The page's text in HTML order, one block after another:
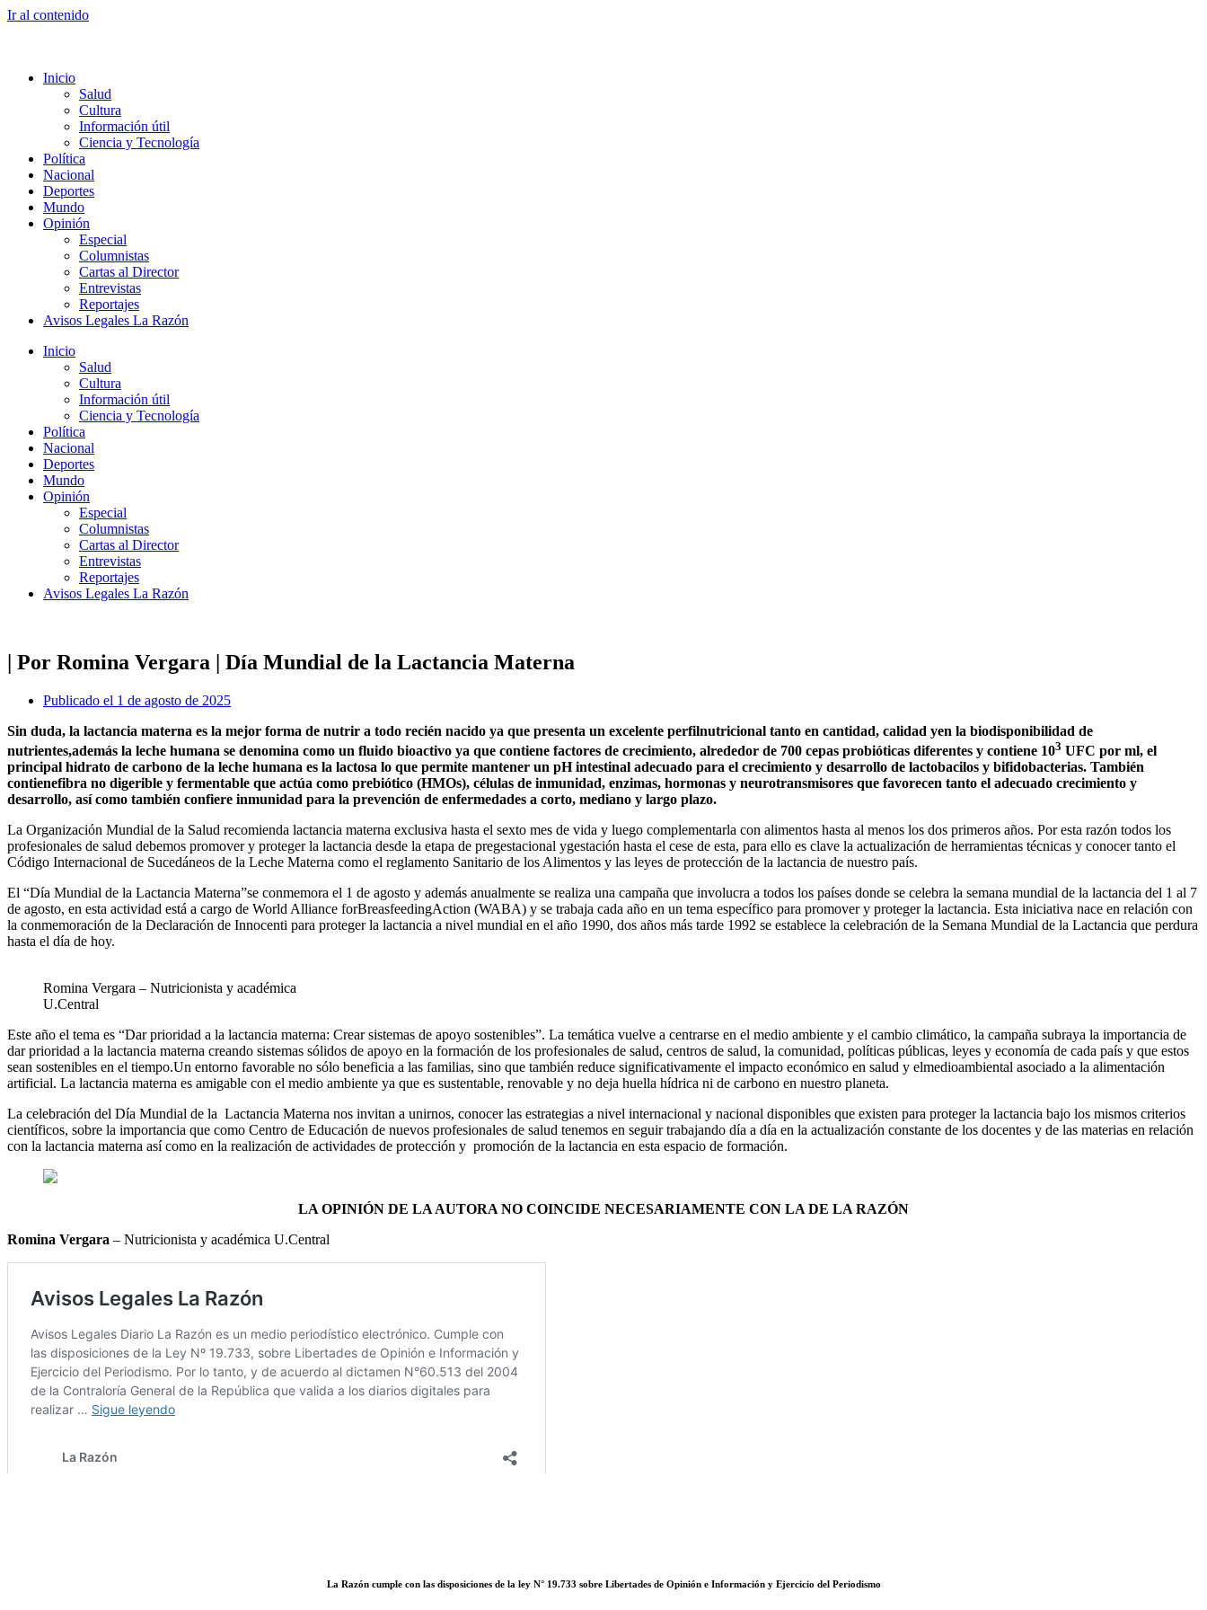
Ir al contenido
Inicio
Salud
Cultura
Información útil
Ciencia y Tecnología
Política
Nacional
Deportes
Mundo
Opinión
Especial
Columnistas
Cartas al Director
Entrevistas
Reportajes
Avisos Legales La Razón
Inicio
Salud
Cultura
Información útil
Ciencia y Tecnología
Política
Nacional
Deportes
Mundo
Opinión
Especial
Columnistas
Cartas al Director
Entrevistas
Reportajes
Avisos Legales La Razón
| Por Romina Vergara | Día Mundial de la Lactancia Materna
Publicado el 1 de agosto de 2025
Sin duda, la lactancia materna es la mejor forma de nutrir a todo recién nacido ya que presenta un excelente perfilnutricional tanto en cantidad, calidad yen la biodisponibilidad de
nutrientes,además la leche humana se denomina como un fluido bioactivo ya que contiene factores de crecimiento, alrededor de 700 cepas probióticas diferentes y contiene 103 UFC por ml, el
principal hidrato de carbono de la leche humana es la lactosa lo que permite mantener un pH intestinal adecuado para el crecimiento y desarrollo de lactobacilos y bifidobacterias. También
contienefibra no digerible y fermentable que actúa como prebiótico (HMOs), células de inmunidad, enzimas, hormonas y neurotransmisores que favorecen tanto el adecuado crecimiento y
desarrollo, así como también confiere inmunidad para la prevención de enfermedades a corto, mediano y largo plazo.
La Organización Mundial de la Salud recomienda lactancia materna exclusiva hasta el sexto mes de vida y luego complementarla con alimentos hasta al menos los dos primeros años. Por esta razón todos los
profesionales de salud debemos promover y proteger la lactancia desde la etapa de pregestacional ygestación hasta el cese de esta, para ello es clave la actualización de herramientas técnicas y conocer tanto el
Código Internacional de Sucedáneos de la Leche Materna como el reglamento Sanitario de los Alimentos y las leyes de protección de la lactancia de nuestro país.
El “Día Mundial de la Lactancia Materna”se conmemora el 1 de agosto y además anualmente se realiza una campaña que involucra a todos los países donde se celebra la semana mundial de la lactancia del 1 al 7
de agosto, en esta actividad está a cargo de World Alliance forBreasfeedingAction (WABA) y se trabaja cada año en un tema específico para promover y proteger la lactancia. Esta iniciativa nace en relación con
la conmemoración de la Declaración de Innocenti para proteger la lactancia a nivel mundial en el año 1990, dos años más tarde 1992 se establece la celebración de la Semana Mundial de la Lactancia que perdura
hasta el día de hoy.
Romina Vergara – Nutricionista y académica
U.Central
Este año el tema es “Dar prioridad a la lactancia materna: Crear sistemas de apoyo sostenibles”. La temática vuelve a centrarse en el medio ambiente y el cambio climático, la campaña subraya la importancia de
dar prioridad a la lactancia materna creando sistemas sólidos de apoyo en la formación de los profesionales de salud, centros de salud, la comunidad, políticas públicas, leyes y economía de cada país y que estos
sean sostenibles en el tiempo.Un entorno favorable no sólo beneficia a las familias, sino que también reduce significativamente el impacto económico en salud y elmedioambiental asociado a la alimentación
artificial. La lactancia materna es amigable con el medio ambiente ya que es sustentable, renovable y no deja huella hídrica ni de carbono en nuestro planeta.
La celebración del Día Mundial de la Lactancia Materna nos invitan a unirnos, conocer las estrategias a nivel internacional y nacional disponibles que existen para proteger la lactancia bajo los mismos criterios
científicos, sobre la importancia que como Centro de Educación de nuevos profesionales de salud tenemos en seguir trabajando día a día en la actualización constante de los docentes y de las materias en relación
con la lactancia materna así como en la realización de actividades de protección y promoción de la lactancia en esta espacio de formación.
LA OPINIÓN DE LA AUTORA NO COINCIDE NECESARIAMENTE CON LA DE LA RAZÓN
Romina Vergara – Nutricionista y académica U.Central
La Razón cumple con las disposiciones de la ley N° 19.733 sobre Libertades de Opinión e Información y Ejercicio del Periodismo